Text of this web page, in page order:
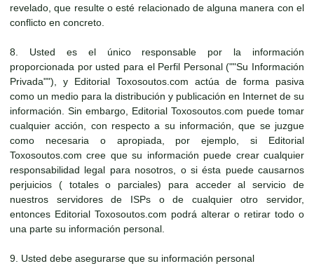
revelado, que resulte o esté relacionado de alguna manera con el
conflicto en concreto.
8. Usted es el único responsable por la información
proporcionada por usted para el Perfil Personal (""Su Información
Privada""), y Editorial Toxosoutos.com actúa de forma pasiva
como un medio para la distribución y publicación en Internet de su
información. Sin embargo, Editorial Toxosoutos.com puede tomar
cualquier acción, con respecto a su información, que se juzgue
como necesaria o apropiada, por ejemplo, si Editorial
Toxosoutos.com cree que su información puede crear cualquier
responsabilidad legal para nosotros, o si ésta puede causarnos
perjuicios ( totales o parciales) para acceder al servicio de
nuestros servidores de ISPs o de cualquier otro servidor,
entonces Editorial Toxosoutos.com podrá alterar o retirar todo o
una parte su información personal.
9. Usted debe asegurarse que su información personal